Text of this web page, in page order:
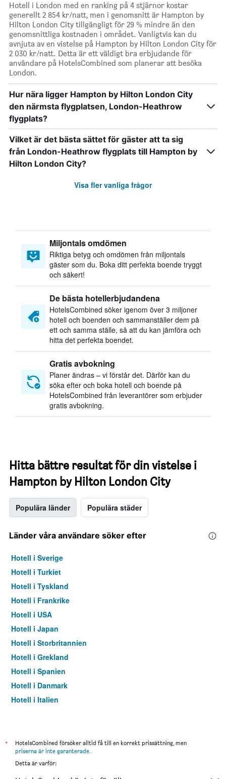
Hotell i London med en ranking på 4 stjärnor kostar
generellt 2 854 kr/natt, men i genomsnitt är Hampton by
Hilton London City tillgängligt för 29 % mindre än den
genomsnittliga kostnaden i området. Vanligtvis kan du
avnjuta av en vistelse på Hampton by Hilton London City för
2 030 kr/natt. Detta är ett väldigt bra erbjudande för
användare på HotelsCombined som planerar att besöka
London.
Hur nära ligger Hampton by Hilton London City
den närmsta flygplatsen, London-Heathrow
flygplats?
Vilket är det bästa sättet för gäster att ta sig
från London-Heathrow flygplats till Hampton by
Hilton London City?
Visa fler vanliga frågor
Miljontals omdömen
Riktiga betyg och omdömen från miljontals
gäster som du. Boka ditt perfekta boende tryggt
och säkert!
De bästa hotellerbjudandena
HotelsCombined söker igenom över 3 miljoner
hotell och boenden och sammanställer dem på
ett och samma ställe, så att du kan jämföra och
hitta det perfekta boendet.
Gratis avbokning
Planer ändras – vi förstår det. Därför kan du
söka efter och boka hotell och boende på
HotelsCombined från leverantörer som erbjuder
gratis avbokning.
Hitta bättre resultat för din vistelse i
Hampton by Hilton London City
Populära länder Populära städer
Länder våra användare söker efter
Hotell i Sverige
Hotell i Turkiet
Hotell i Tyskland
Hotell i Frankrike
Hotell i USA
Hotell i Japan
Hotell i Storbritannien
Hotell i Grekland
Hotell i Spanien
Hotell i Danmark
Hotell i Italien
*
HotelsCombined försöker alltid få till en korrekt prissättning, men
priserna är inte garanterade.
Detta är varför: